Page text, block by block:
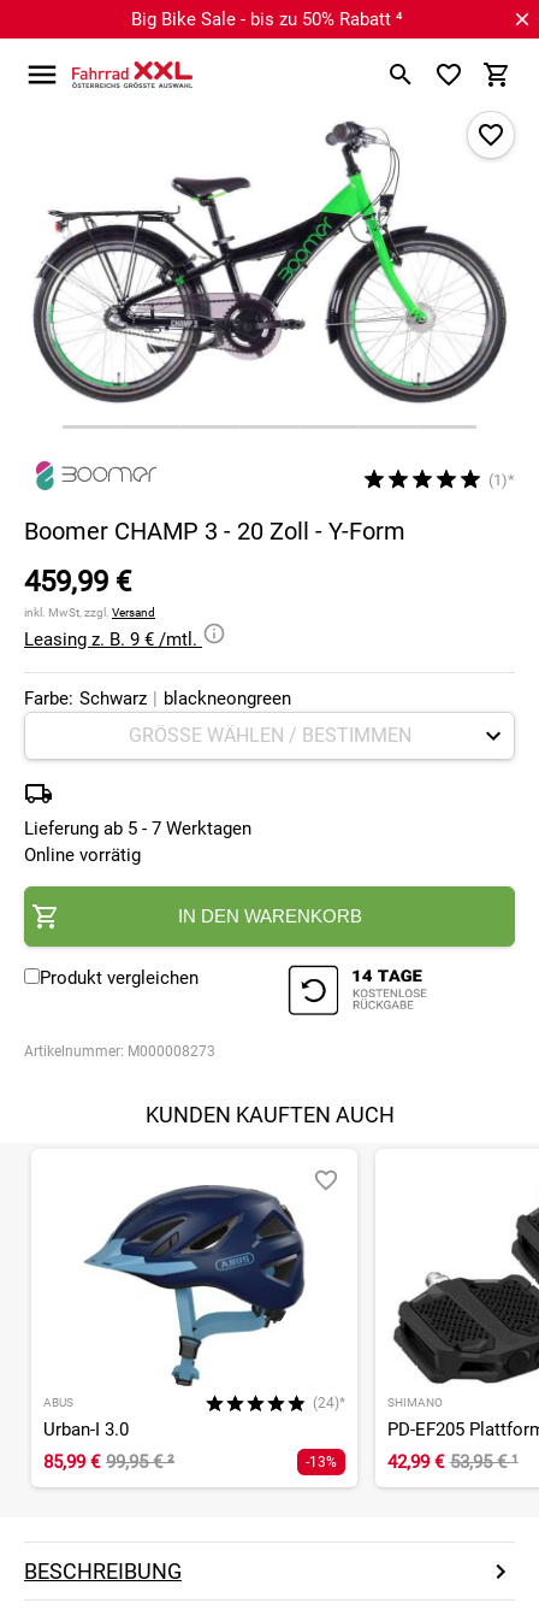
Big Bike Sale - bis zu 50% Rabatt ⁴
(1)*
Boomer CHAMP 3 - 20 Zoll - Y-Form
459,99 €
inkl. MwSt, zzgl. Versand
Leasing z. B. 9 € /mtl.
Farbe: Schwarz | blackneongreen
Lieferung ab 5 - 7 Werktagen
Online vorrätig
IN DEN WARENKORB
Produkt vergleichen
Artikelnummer: M000008273
KUNDEN KAUFTEN AUCH
ABUS (24)*
Urban-I 3.0
85,99 € 99,95 €² -13%
SHIMANO
PD-EF205
42,99 € 53,95 €¹
BESCHREIBUNG